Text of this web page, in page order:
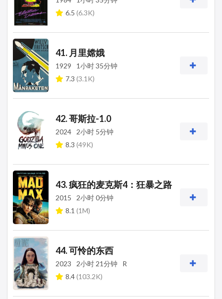
6.5 (6.3K)
41. 月里嫦娥
1929
1小时 35分钟
7.3 (3.1K)
42. 哥斯拉-1.0
2024
2小时 5分钟
8.3 (49K)
43. 疯狂的麦克斯4：狂暴之路
2015
2小时 0分钟
8.1 (1M)
44. 可怜的东西
2023 2小时 21分钟
R
8.4(103.2K)